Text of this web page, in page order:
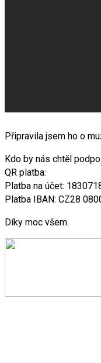
Připravila jsem ho o
Kdo by nás chtěl
QR platba:
Platba na účet:
Platba IBAN: CZ28
Díky moc všem.